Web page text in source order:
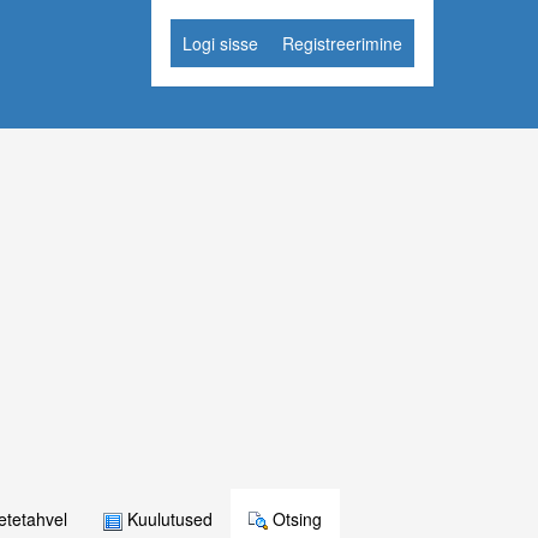
Logi sisse Registreerimine
Kuulutused Otsing